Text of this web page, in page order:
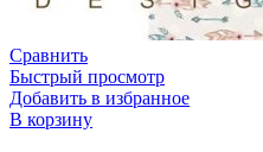
Сравнить
Быстрый просмотр
Добавить в избранное
В корзину